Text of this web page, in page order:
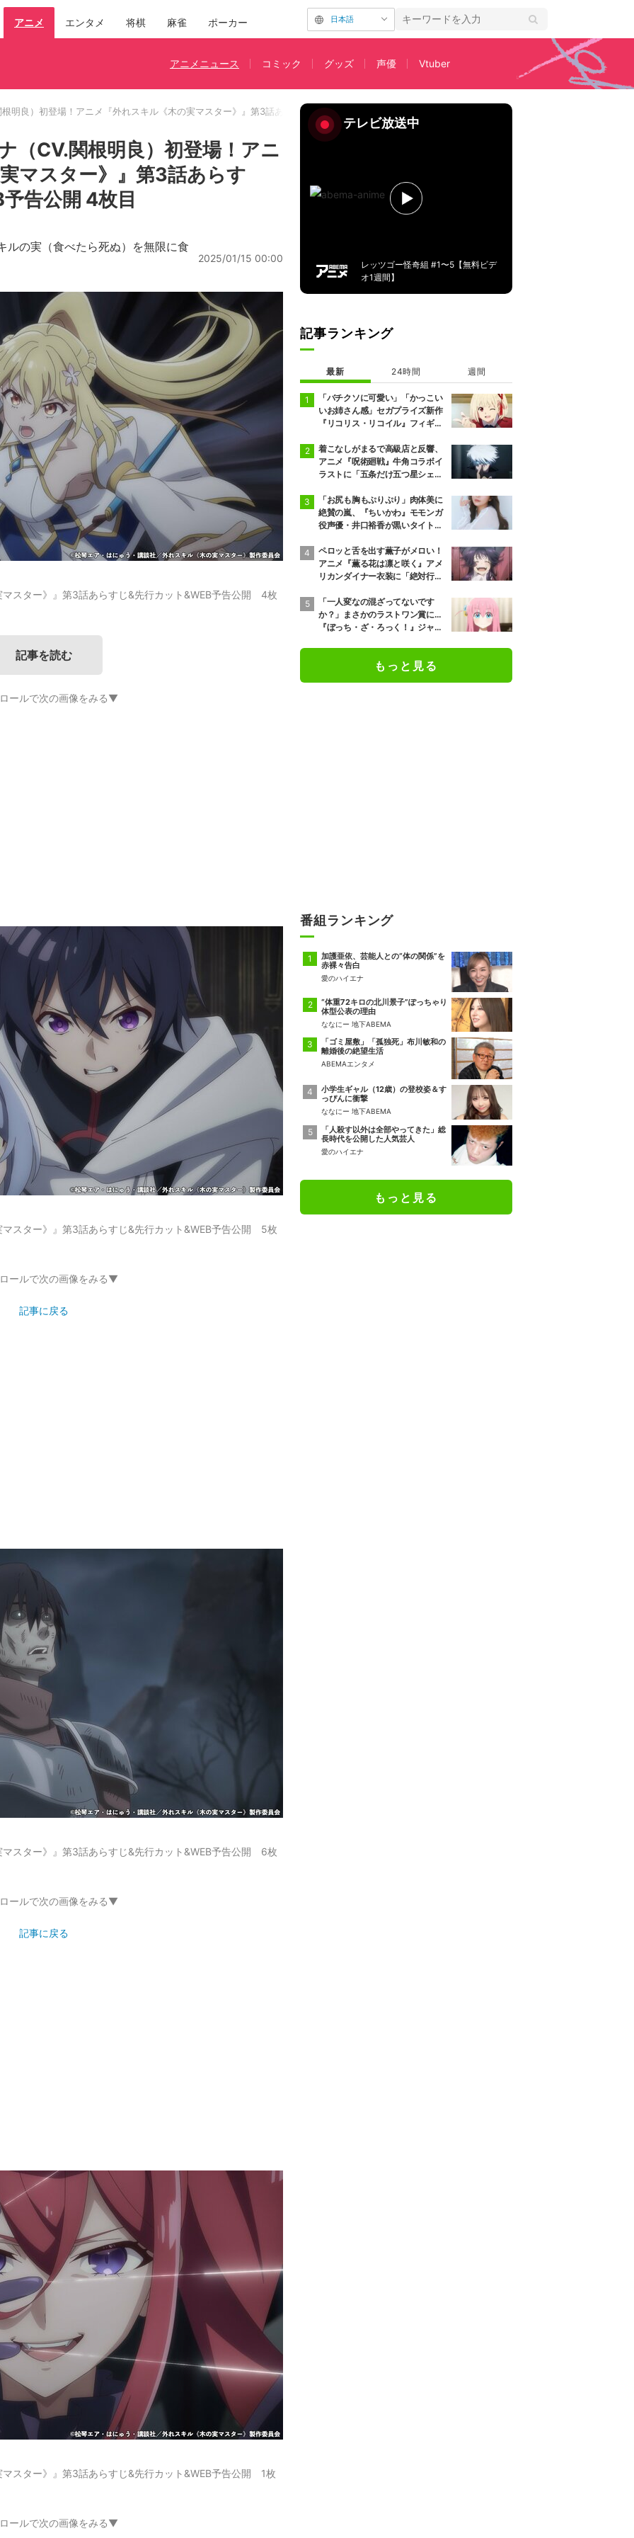
アニメ エンタメ 将棋 麻雀 ポーカー 日本語
アニメニュース コミック グッズ 声優 Vtuber
明良）初登場！アニメ『外れスキル《木の実マスター》』第3話あらすじ・先行カット・WEB予告公開
（CV.関根明良）初登場！アニ
マスター》』第3話あらす
告公開 4枚目
ルの実（食べたら死ぬ）を無限に食
2025/01/15 00:00
スター》』第3話あらすじ&先行カット&WEB予告公開 4枚
記事を読む
ールで次の画像をみる▼
スター》』第3話あらすじ&先行カット&WEB予告公開 5枚
ールで次の画像をみる▼
記事に戻る
スター》』第3話あらすじ&先行カット&WEB予告公開 6枚
ールで次の画像をみる▼
記事に戻る
スター》』第3話あらすじ&先行カット&WEB予告公開 1枚
ールで次の画像をみる▼
テレビ放送中
レッツゴー怪奇組 #1〜5【無料ビデ
オ1週間】
記事ランキング
最新 24時間 週間
「バチクソに可愛い」「かっこい
いお姉さん感」セガプライズ新作
『リコリス・リコイル』フィギュ
着こなしがまるで高級店と反響、
アニメ『呪術廻戦』牛角コラボイ
ラストに「五条だけ五つ星シェ
「お尻も胸もぷりぷり」肉体美に
絶賛の嵐、『ちいかわ』モモンガ
役声優・井口裕香が黒いタイトウ
ペロッと舌を出す薫子がメロい！
アニメ『薫る花は凛と咲く』アメ
リカンダイナー衣装に「絶対行き
「一人変なの混ざってないです
か？」まさかのラストワン賞に…
『ぼっち・ざ・ろっく！』ジャー
もっと見る
番組ランキング
加護亜依、芸能人との“体の関係”を
赤裸々告白
愛のハイエナ
“体重72キロの北川景子”ぽっちゃり
体型公表の理由
ななにー 地下ABEMA
「ゴミ屋敷」「孤独死」布川敏和の
離婚後の絶望生活
ABEMAエンタメ
小学生ギャル（12歳）の登校姿＆す
っぴんに衝撃
ななにー 地下ABEMA
「人殺す以外は全部やってきた」総
長時代を公開した人気芸人
愛のハイエナ
もっと見る